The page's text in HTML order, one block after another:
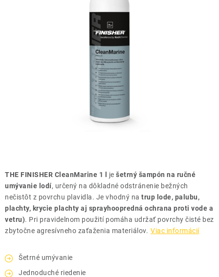
THE FINISHER CleanMarine 1 l je šetrný šampón na ručné
umývanie lodí, určený na dôkladné odstránenie bežných
nečistôt z povrchu plavidla. Je vhodný na trup lode, palubu,
plachty, krycie plachty aj sprayhoopredná ochrana proti vode a
vetru). Pri pravidelnom použití pomáha udržať povrchy čisté bez
zbytočne agresívneho zaťaženia materiálov. Viac informácií
Šetrné umývanie
Jednoduché riedenie